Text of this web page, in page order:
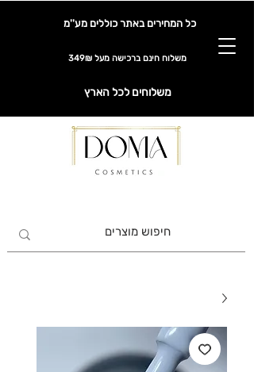
כל המחירים באתר כוללים מע''מ
משלוח חינם ברכישה מעל 349₪
משלוחים לכל הארץ